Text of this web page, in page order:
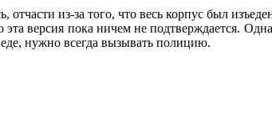
из-за того, что весь корпус был
эта версия пока ничем не подтверждается.
нужно всегда вызывать полицию.